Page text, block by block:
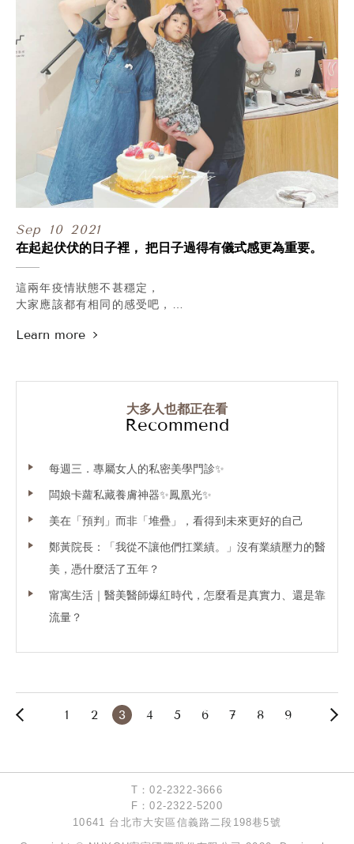
一定要開發出一支好用的臉部保養 #美容油 。
後來，在開了不下三十場的會議，
以及邀請身邊各種年齡、不同膚質的親友，
歷經親自使用長達三個月的時間見證，
我們看見讓更多人的肌膚變得更好的機會，
於是NuyouCare的第一瓶油誕生啦！
不僅有 #超小的分子 能夠瞬間吸收 #完全不油膩！
添加高濃度 #蜂肽 #酵母糖脂、 #神經醯胺 #金盞花萃取物，
不僅幫助肌膚修復、改善保水力，還能加強膚質緊緻；
也建議可以加強在最在意的魚尾紋、法令紋、嘴角紋上，
透過輕輕按摩吸收幫助撫平紋路哦！
還沒用過油保養的你，也趕快來試試看吧！
Sep 10 2021
在起起伏伏的日子裡， 把日子過得有儀式感更為重要。
這兩年疫情狀態不甚穩定，
大家應該都有相同的感受吧，
大多都是靠視訊和電話維繫情感，
前陣子狀態較為趨緩時，
而昨天則是不點的當天生日，
依照慣例我們又在診所同框啦~
小妮子也收到了大家滿滿的禮物和祝福，
當然~她最喜歡的還是大草莓蛋糕v(￣︶￣)y
近期Delta病毒開始延燒，
大家都要好好保護自己，
說不沮喪是騙人的~~
畢竟生活真的很難，
相信這次也一定可以的。
診所9/18(六)正常上班，
19、20、21就連假公休啦！
http://www.ilovenuyou.com.tw/contact.php#p-contact
官方LINE@敲時間： https://lin.ee/AOBUjqC
大多人也都正在看
Recommend
每週三．專屬女人的私密美學門診✨
闆娘卡蘿私藏養膚神器✨鳳凰光✨
美在「預判」而非「堆疊」，看得到未來更好的自己
鄭黃院長：「我從不讓他們扛業績。」沒有業績壓力的醫
美，憑什麼活了五年？
甯寓生活｜醫美醫師爆紅時代，怎麼看是真實力、還是靠
流量？
T：02-2322-3666
F：02-2322-5200
10641 台北市大安區信義路二段198巷5號